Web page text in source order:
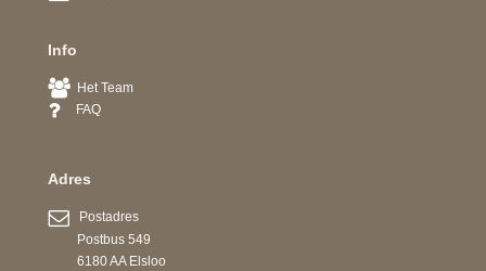
Info
Het Team
FAQ
Adres
Postadres
Postbus 549
6180 AA Elsloo